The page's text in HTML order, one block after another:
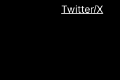
Twitter/X